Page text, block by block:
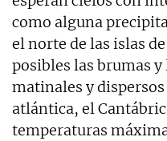
como alguna
el norte de las islas
posibles las brumas
matinales y
atlántica, el
temperaturas